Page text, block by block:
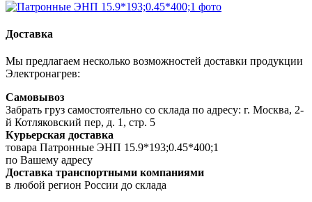
Доставка
Мы предлагаем несколько возможностей доставки продукции
Электронагрев:
Самовывоз
Забрать груз самостоятельно со склада по адресу: г. Москва, 2-
й Котляковский пер, д. 1, стр. 5
Курьерская доставка
товара Патронные ЭНП 15.9*193;0.45*400;1
по Вашему адресу
Доставка транспортными компаниями
в любой регион России до склада